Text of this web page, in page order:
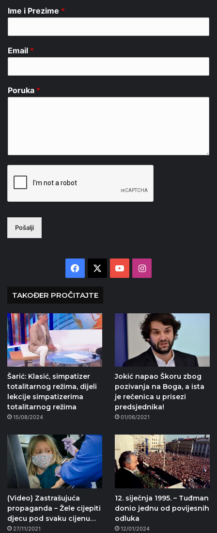
Ime i Prezime *
Email *
Poruka *
Pošalji
Facebook YouTubeInstagram
TAKOĐER PROČITAJTE
Šarić: Klasić, simpatizer
totalitarnog režima, dijeli
lekcije simpatizerima
totalitarnog režima
15/08/2024
Jokić napao Škoru zbog
pozivanja na Boga, a ista
je rečenica u prisezi
predsjednika!
01/06/2021
(Video) Zastrašujuća
propaganda – Žele cijepiti
djecu pod svaku cijenu…
27/11/2021
12. siječnja 1995. – Tuđman
donio jednu od povijesnih
odluka
12/01/2024